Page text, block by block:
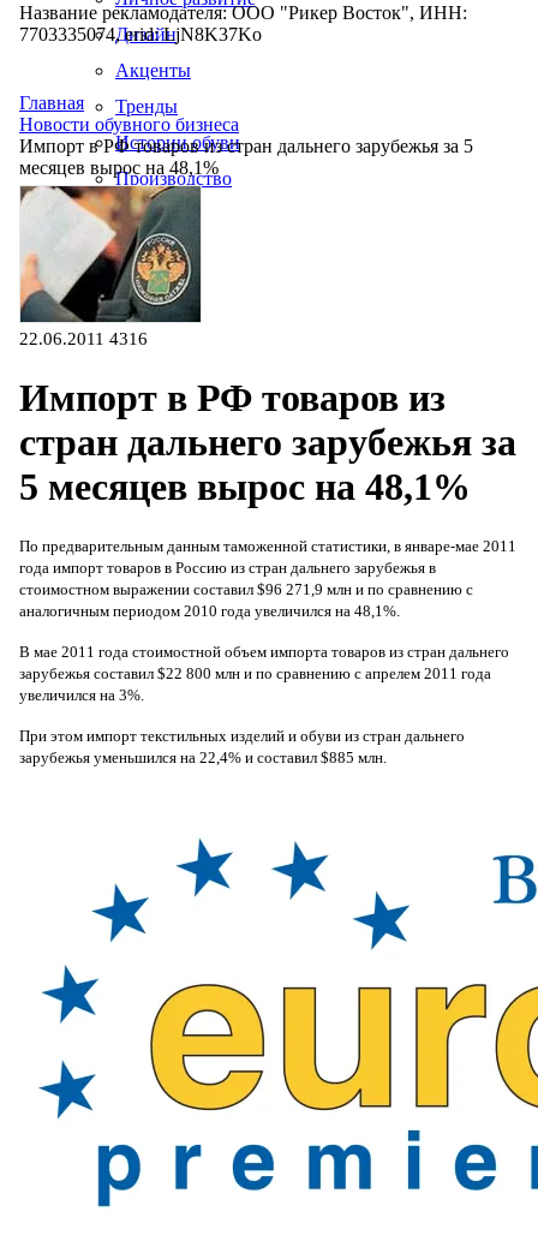
Дизайн
Акценты
Тренды
Истории обуви
Производство
Название рекламодателя: ООО "Рикер Восток", ИНН:
7703335074, erid: LjN8K37Ko
Главная
Новости обувного бизнеса
Импорт в РФ товаров из стран дальнего зарубежья за 5
месяцев вырос на 48,1%
22.06.2011 4316
Импорт в РФ товаров из
стран дальнего зарубежья за
5 месяцев вырос на 48,1%
По предварительным данным таможенной статистики, в январе-мае 2011
года импорт товаров в Россию из стран дальнего зарубежья в
стоимостном выражении составил $96 271,9 млн и по сравнению с
аналогичным периодом 2010 года увеличился на 48,1%.
В мае 2011 года стоимостной объем импорта товаров из стран дальнего
зарубежья составил $22 800 млн и по сравнению с апрелем 2011 года
увеличился на 3%.
При этом импорт текстильных изделий и обуви из стран дальнего
зарубежья уменьшился на 22,4% и составил $885 млн.